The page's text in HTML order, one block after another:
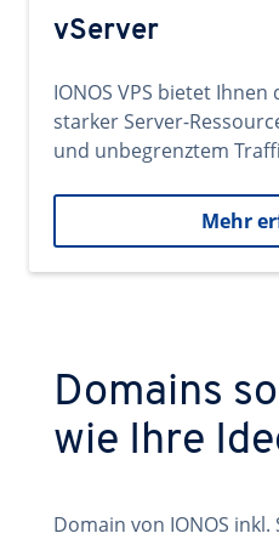
vServer
IONOS VPS bietet
starker Server-
und unbegrenztem
Mehr
Domains
wie Ihre
Domain von IONOS inkl.